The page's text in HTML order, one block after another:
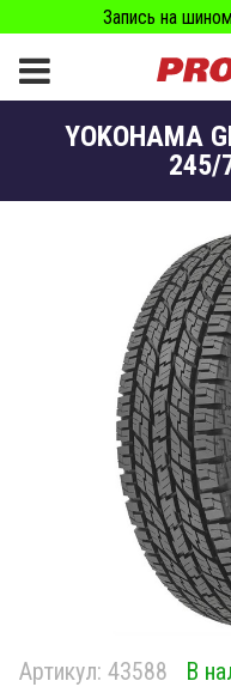
Запись на
YOKOHAMA
245/
Артикул: 43588 В